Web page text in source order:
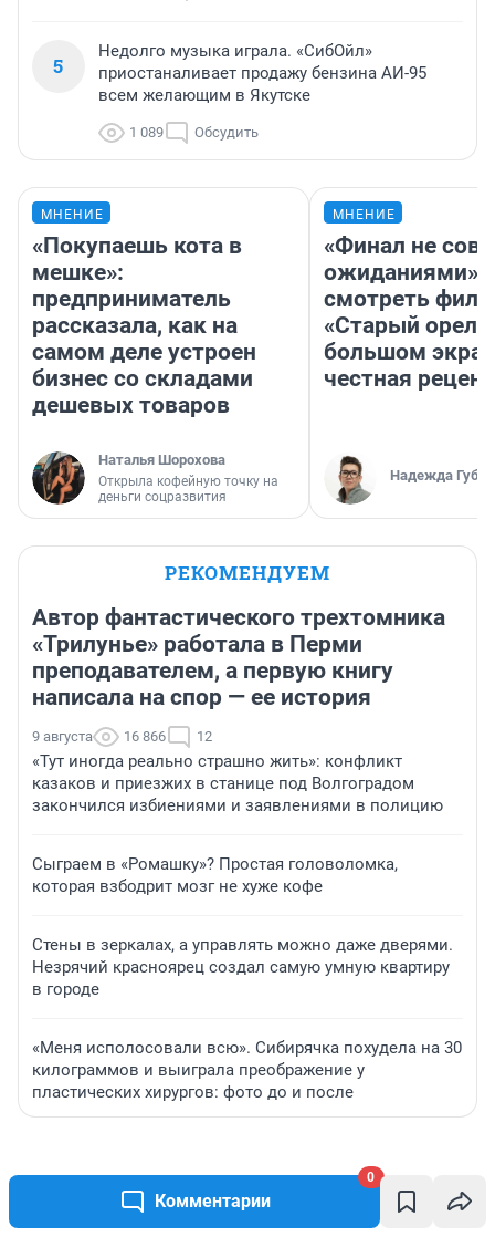
Комментарии
0
5
Недолго музыка играла. «СибОйл»
приостаналивает продажу бензина АИ-95
всем желающим в Якутске
1 089 Обсудить
МНЕНИЕ
«Покупаешь кота в
мешке»:
предприниматель
рассказала, как на
самом деле устроен
бизнес со складами
дешевых товаров
Наталья Шорохова
Открыла кофейную точку на
деньги соцразвития
МНЕНИЕ
«Финал не
ожиданиями»:
смотреть
«Старый орел»
большом
честная
Надежда
РЕКОМЕНДУЕМ
Автор фантастического трехтомника
«Трилунье» работала в Перми
преподавателем, а первую книгу
написала на спор — ее история
9 августа 16 866 12
«Тут иногда реально страшно жить»: конфликт
казаков и приезжих в станице под Волгоградом
закончился избиениями и заявлениями в полицию
Сыграем в «Ромашку»? Простая головоломка,
которая взбодрит мозг не хуже кофе
Стены в зеркалах, а управлять можно даже дверями.
Незрячий красноярец создал самую умную квартиру
в городе
«Меня исполосовали всю». Сибирячка похудела на 30
килограммов и выиграла преображение у
пластических хирургов: фото до и после
Подписаться на новости